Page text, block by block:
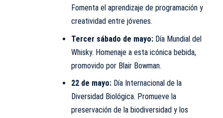
Fomenta el aprendizaje de programación y
creatividad entre jóvenes.
Tercer sábado de mayo:Día Mundial del
Whisky. Homenaje a esta icónica bebida,
promovido por Blair Bowman.
22 de mayo:Día Internacional de la
Diversidad Biológica. Promueve la
preservación de la biodiversidad y los